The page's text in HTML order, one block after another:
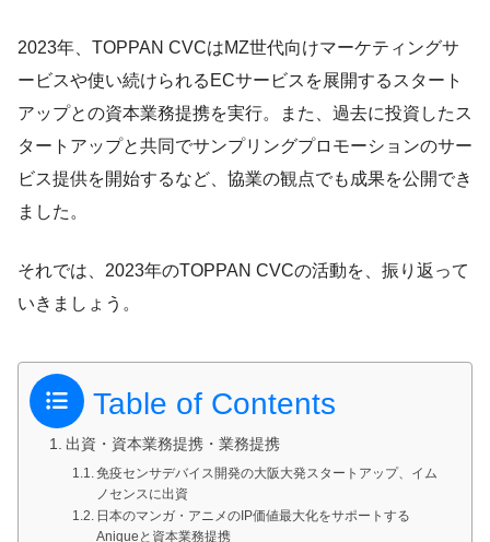
2023年、TOPPAN CVCはMZ世代向けマーケティングサ
ービスや使い続けられるECサービスを展開するスタート
アップとの資本業務提携を実行。また、過去に投資したス
タートアップと共同でサンプリングプロモーションのサー
ビス提供を開始するなど、協業の観点でも成果を公開でき
ました。
それでは、2023年のTOPPAN CVCの活動を、振り返って
いきましょう。
Table of Contents
出資・資本業務提携・業務提携
免疫センサデバイス開発の大阪大発スタートアップ、イム
ノセンスに出資
日本のマンガ・アニメのIP価値最大化をサポートする
Aniqueと資本業務提携